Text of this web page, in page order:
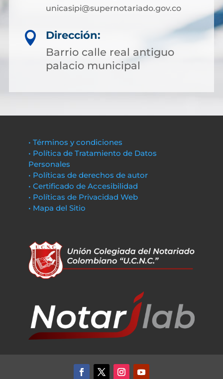
unicasipi@supernotariado.gov.co

Dirección:
Barrio calle real antiguo
palacio municipal
• Términos y condiciones
• Política de Tratamiento de Datos
Personales
• Políticas de derechos de autor
• Certificado de Accesibilidad
• Políticas de Privacidad Web
• Mapa del Sitio